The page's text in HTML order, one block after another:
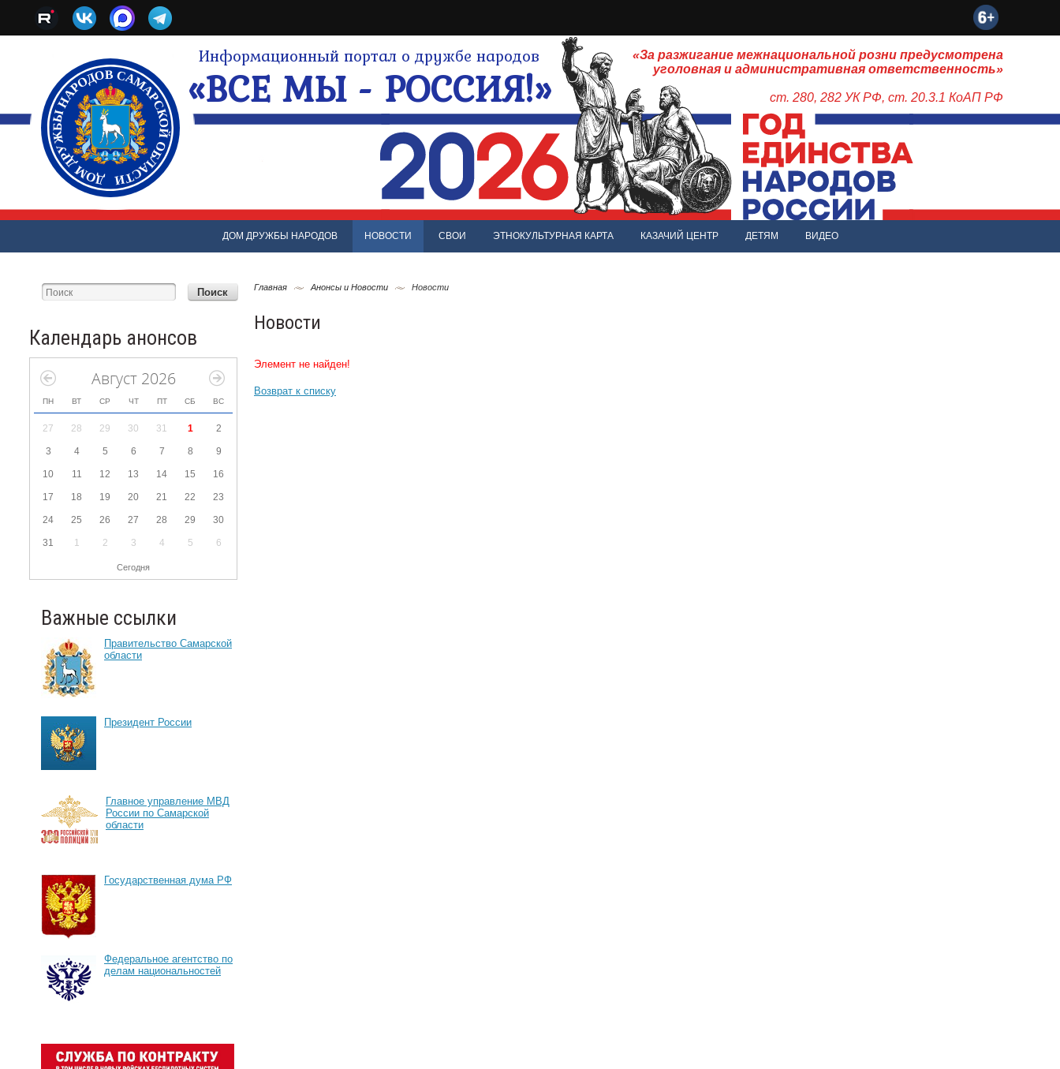
Информационный портал о дружбе народов
«ВСЕ МЫ - РОССИЯ!»
«За разжигание межнациональной розни предусмотрена
уголовная и административная ответственность»
ст. 280, 282 УК РФ, ст. 20.3.1 КоАП РФ
ДОМ ДРУЖБЫ НАРОДОВ НОВОСТИ СВОИ ЭТНОКУЛЬТУРНАЯ КАРТА КАЗАЧИЙ ЦЕНТР ДЕТЯМ ВИДЕО
Календарь анонсов
Август 2026
ПН ВТ СР ЧТ ПТ СБ ВС
27 28 29 30 31 1 2
3 4 5 6 7 8 9
10 11 12 13 14 15 16
17 18 19 20 21 22 23
24 25 26 27 28 29 30
31 1 2 3 4 5 6
Сегодня
Важные ссылки
Правительство Самарской
области
Президент России
Главное управление МВД
России по Самарской
области
Государственная дума РФ
Федеральное агентство по
делам национальностей
Главная Анонсы и Новости Новости
Новости
Элемент не найден!
Возврат к списку